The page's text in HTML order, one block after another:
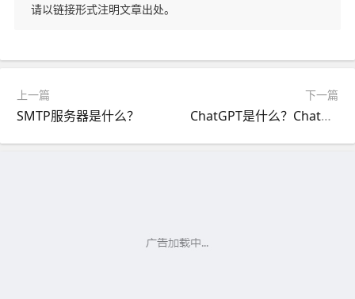
请以链接形式注明文章出处。
上一篇
SMTP服务器是什么？
下一篇
ChatGPT是什么？ChatGPT是如何工作的？